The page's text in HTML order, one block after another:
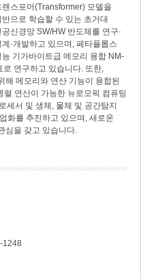
랜스포머(Transformer) 모델을
반으로 학습할 수 있는 초거대
공신경망 SW/HW 반도체를 연구·
계·개발하고 있으며, 페타플롭스
능 기가바이트급 메모리 융합 NM-
연구하고 있습니다. 또한,
해 메모리와 연산 기능이 융합된
렬 연산이 가능한 뉴로모픽 컴퓨팅
세서 및 생체, 물체 및 공간탐지
화를 추진하고 있으며, 새로운
심을 갖고 있습니다.
1248